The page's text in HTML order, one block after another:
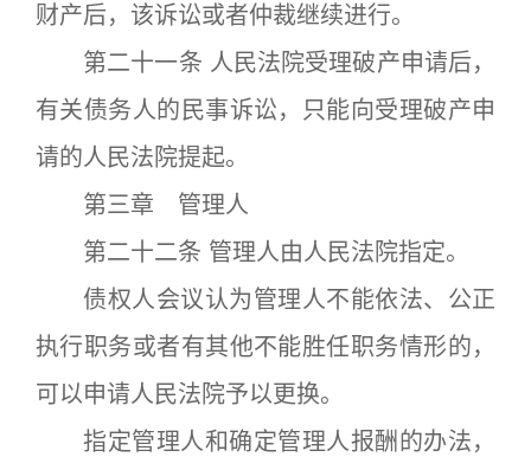
财产后，该诉讼或者仲裁继续进行。
第二十一条 人民法院受理破产申请后，
有关债务人的民事诉讼，只能向受理破产申
请的人民法院提起。
第三章 管理人
第二十二条 管理人由人民法院指定。
债权人会议认为管理人不能依法、公正
执行职务或者有其他不能胜任职务情形的，
可以申请人民法院予以更换。
指定管理人和确定管理人报酬的办法，